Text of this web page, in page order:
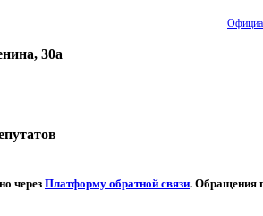
30а
через Платформу обратной связи. Обращения